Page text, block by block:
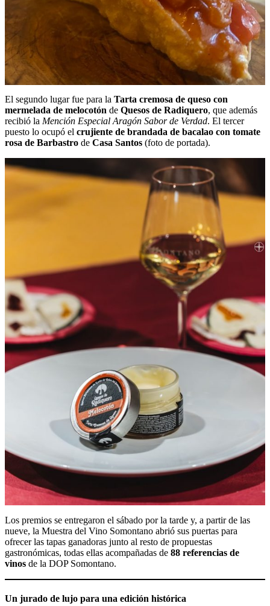
El segundo lugar fue para la Tarta cremosa de queso con
mermelada de melocotón de Quesos de Radiquero, que además
recibió la Mención Especial Aragón Sabor de Verdad. El tercer
puesto lo ocupó el crujiente de brandada de bacalao con tomate
rosa de Barbastro de Casa Santos (foto de portada).
Los premios se entregaron el sábado por la tarde y, a partir de las
nueve, la Muestra del Vino Somontano abrió sus puertas para
ofrecer las tapas ganadoras junto al resto de propuestas
gastronómicas, todas ellas acompañadas de 88 referencias de
vinos de la DOP Somontano.
Un jurado de lujo para una edición histórica